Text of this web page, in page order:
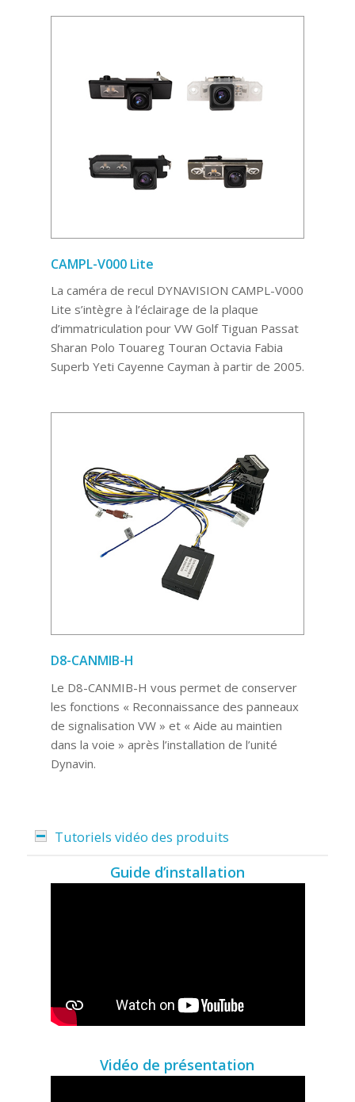
CAMPL-V000 Lite
La caméra de recul DYNAVISION CAMPL-V000
Lite s’intègre à l’éclairage de la plaque
d’immatriculation pour VW Golf Tiguan Passat
Sharan Polo Touareg Touran Octavia Fabia
Superb Yeti Cayenne Cayman à partir de 2005.
D8-CANMIB-H
Le D8-CANMIB-H vous permet de conserver
les fonctions « Reconnaissance des panneaux
de signalisation VW » et « Aide au maintien
dans la voie » après l’installation de l’unité
Dynavin.
Tutoriels vidéo des produits
Guide d’installation
Vidéo de présentation